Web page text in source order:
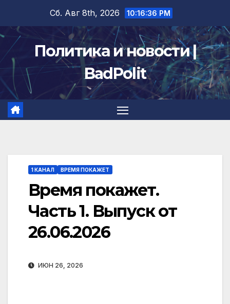
содержимому
Сб. Авг 8th, 2026 10:16:37 PM
Политика и новости |
BadPolit
1 КАНАЛ ВРЕМЯ ПОКАЖЕТ
Время покажет.
Часть 1. Выпуск от
26.06.2026
ИЮН 26, 2026